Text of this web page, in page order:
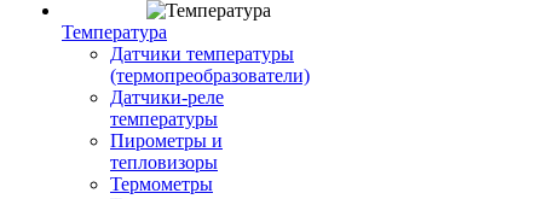
Температура
Датчики температуры
(термопреобразователи)
Датчики-реле
температуры
Пирометры и
тепловизоры
Термометры